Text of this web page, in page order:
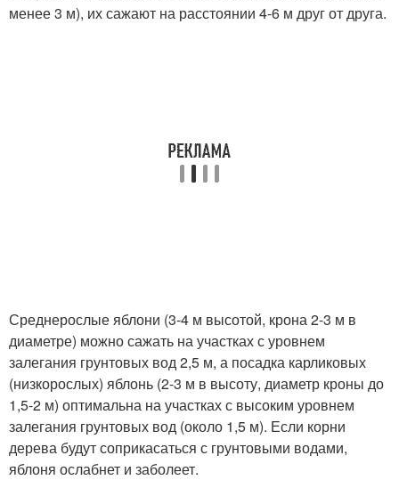
менее 3 м), их сажают на расстоянии 4-6 м друг от друга.
Среднерослые яблони (3-4 м высотой, крона 2-3 м в
диаметре) можно сажать на участках с уровнем
залегания грунтовых вод 2,5 м, а посадка карликовых
(низкорослых) яблонь (2-3 м в высоту, диаметр кроны до
1,5-2 м) оптимальна на участках с высоким уровнем
залегания грунтовых вод (около 1,5 м). Если корни
дерева будут соприкасаться с грунтовыми водами,
яблоня ослабнет и заболеет.